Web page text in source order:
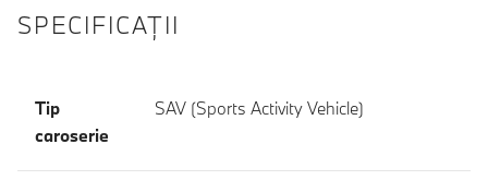
SPECIFICAŢII
Tip
caroserie
SAV (Sports Activity Vehicle)